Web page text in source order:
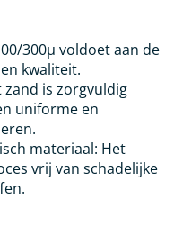
300µ voldoet aan de
kwaliteit.
zand is zorgvuldig
uniforme en
materiaal: Het
vrij van schadelijke